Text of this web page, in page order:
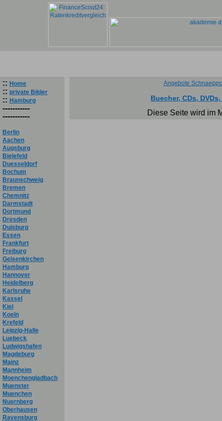
:: Home
:: private Bilder
:: Hamburg
-----------
-----------
Berlin
Aachen
Augsburg
Bielefeld
Duesseldorf
Bochum
Braunschweig
Bremen
Chemnitz
Darmstadt
Dortmund
Dresden
Duisburg
Essen
Frankfurt
Freiburg
Gelsenkirchen
Hamburg
Hannover
Heidelberg
Karlsruhe
Kassel
Kiel
Koeln
Krefeld
Leipzig-Halle
Luebeck
Ludwigshafen
Magdeburg
Mainz
Mannheim
Moenchengladbach
Muenster
Muenchen
Nuernberg
Oberhausen
Ravensburg
Angebote
Buecher, CDs,
Diese Seite wird im